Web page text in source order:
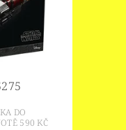
DO
590 KČ